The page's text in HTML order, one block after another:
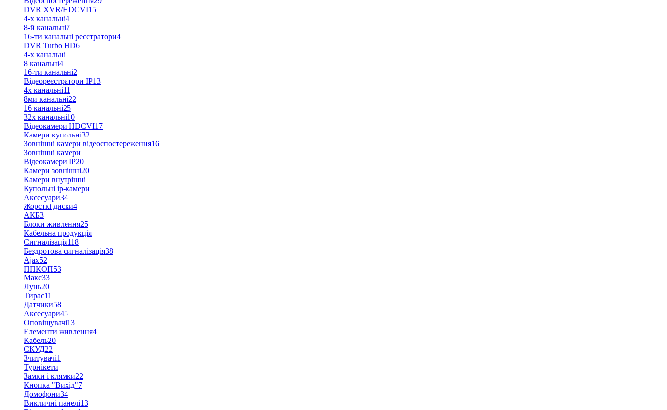
DVR XVR/HDCVI15
4-x канальні4
8-й канальні7
16-ти канальні реєстратори4
DVR Turbo HD6
4-х канальні
8 канальні4
16-ти канальні2
Відеореєстратори IP13
4х канальні11
8ми канальні22
16 канальні25
32x канальні10
Відеокамери HDCVI17
Камери купольні32
Зовнішні камери відеоспостереження16
Зовнішні камери
Відеокамери IP20
Камери зовнішні20
Камери внутрішні
Купольні ip-камери
Аксесуари34
Жорсткі диски4
АКБ3
Блоки живлення25
Кабельна продукція
Сигналізація118
Бездротова сигналізація38
Ajax52
ППКОП53
Макс33
Лунь20
Тирас11
Датчики58
Аксесуари45
Оповіщувачі13
Елементи живлення4
Кабель20
СКУД22
Зчитувачі1
Турнікети
Замки і клямки22
Кнопка "Вихід"7
Домофони34
Викличні панелі13